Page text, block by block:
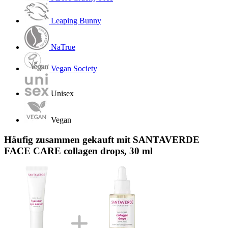
Leaping Bunny
NaTrue
Vegan Society
Unisex
Vegan
Häufig zusammen gekauft mit SANTAVERDE
FACE CARE collagen drops, 30 ml